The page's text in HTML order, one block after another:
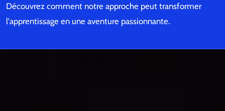
Découvrez comment notre approche peut transformer
l'apprentissage en une aventure passionnante.